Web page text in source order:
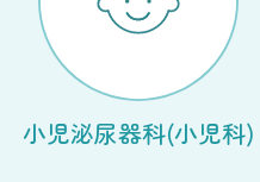
小児泌尿器科(小児科)